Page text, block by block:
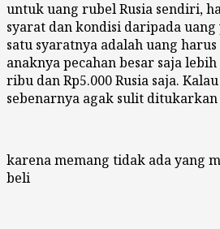
untuk uang rubel Rusia sendiri,
syarat dan kondisi daripada
satu syaratnya adalah uang
anaknya pecahan besar saja
ribu dan Rp5.000 Rusia saja.
sebenarnya agak sulit ditukarkan
karena memang tidak ada yang
beli